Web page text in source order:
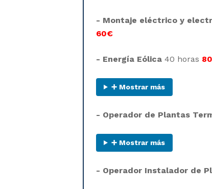
- Montaje eléctrico y
60€
- Energía Eólica 40 horas
➕ Mostrar más
- Operador de Plantas
➕ Mostrar más
- Operador Instalador de